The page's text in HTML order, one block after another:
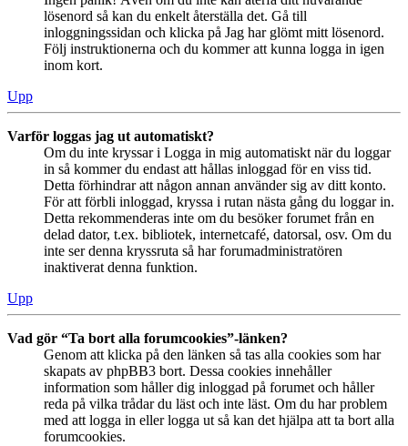
lösenord så kan du enkelt återställa det. Gå till
inloggningssidan och klicka på Jag har glömt mitt lösenord.
Följ instruktionerna och du kommer att kunna logga in igen
inom kort.
Upp
Varför loggas jag ut automatiskt?
Om du inte kryssar i Logga in mig automatiskt när du loggar
in så kommer du endast att hållas inloggad för en viss tid.
Detta förhindrar att någon annan använder sig av ditt konto.
För att förbli inloggad, kryssa i rutan nästa gång du loggar in.
Detta rekommenderas inte om du besöker forumet från en
delad dator, t.ex. bibliotek, internetcafé, datorsal, osv. Om du
inte ser denna kryssruta så har forumadministratören
inaktiverat denna funktion.
Upp
Vad gör “Ta bort alla forumcookies”-länken?
Genom att klicka på den länken så tas alla cookies som har
skapats av phpBB3 bort. Dessa cookies innehåller
information som håller dig inloggad på forumet och håller
reda på vilka trådar du läst och inte läst. Om du har problem
med att logga in eller logga ut så kan det hjälpa att ta bort alla
forumcookies.